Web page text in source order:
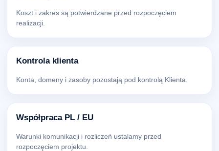
Koszt i zakres są potwierdzane przed rozpoczęciem
realizacji.
Kontrola klienta
Konta, domeny i zasoby pozostają pod kontrolą Klienta.
Współpraca PL / EU
Warunki komunikacji i rozliczeń ustalamy przed
rozpoczęciem projektu.